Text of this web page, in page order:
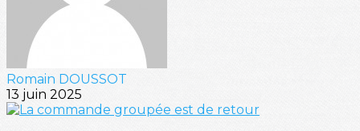
Romain DOUSSOT
13 juin 2025